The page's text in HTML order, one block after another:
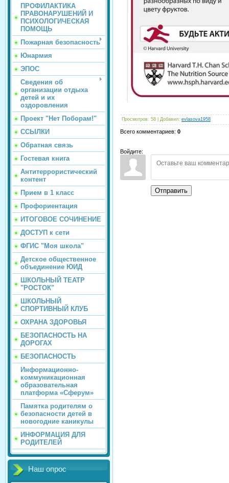
ПРОФИЛАКТИКА
ПРАВОНАРУШЕНИЙ И
ПСИХОЛОГИЧЕСКАЯ
ПОМОЩЬ
Пожарная безопасность
Юнармия
ЭПОС
Сведения об
организации отдыха
детей и их
оздоровления
Проект "Нет Поборам!"
ССЫЛКИ
Обратная связь
Гостевая книга
Антитеррористический
контент
Прием в 1 класс
Профориентация
ИТОГОВОЕ СОЧИНЕНИЕ
ДОСТУП к сети
ФГИС "Моя школа"
Детское общественное
объединение ЮИД
ШКОЛЬНЫЙ ТЕАТР
"РОСТОК"
ШКОЛЬНЫЙ
СПОРТИВНЫЙ КЛУБ
ОХРАНА ЗДОРОВЬЯ
БЕЗОПАСНОСТЬ НА
ДОРОГАХ
БЕЗОПАСНОСТЬ
Информационно-
коммуникационная
образовательная
платформа «Сферум»
Памятка родителям о
безопасности детей в
новогодние каникулы
ИНФОРМАЦИЯ ДЛЯ
РОДИТЕЛЕЙ
Наш опрос
Просмотров: 58 Добавил: evlasova1958
Всего комментариев: 0
Войдите:
Отправить